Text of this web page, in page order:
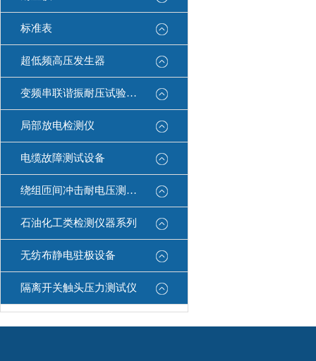
标准表
超低频高压发生器
变频串联谐振耐压试验装置
局部放电检测仪
电缆故障测试设备
绕组匝间冲击耐电压测试仪
石油化工类检测仪器系列
无纺布静电驻极设备
隔离开关触头压力测试仪